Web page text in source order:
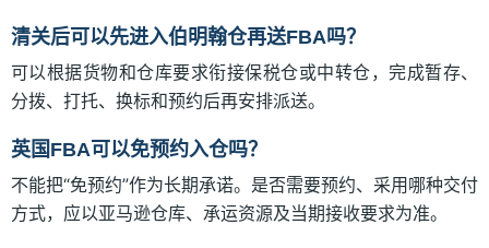
清关后可以先进入伯明翰仓再送FBA吗？
可以根据货物和仓库要求衔接保税仓或中转仓，完成暂存、
分拨、打托、换标和预约后再安排派送。
英国FBA可以免预约入仓吗？
不能把“免预约”作为长期承诺。是否需要预约、采用哪种交付
方式，应以亚马逊仓库、承运资源及当期接收要求为准。